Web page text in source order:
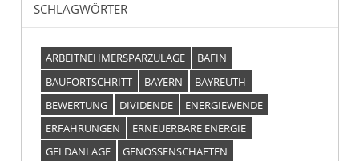
SCHLAGWÖRTER
ARBEITNEHMERSPARZULAGE
BAFIN
BAUFORTSCHRITT
BAYERN
BAYREUTH
BEWERTUNG
DIVIDENDE
ENERGIEWENDE
ERFAHRUNGEN
ERNEUERBARE ENERGIE
GELDANLAGE
GENOSSENSCHAFTEN